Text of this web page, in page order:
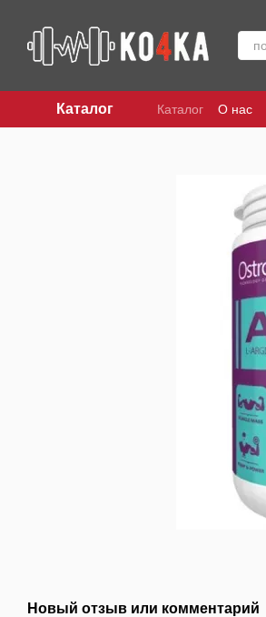
Каталог Каталог О нас
Новый отзыв или комментарий